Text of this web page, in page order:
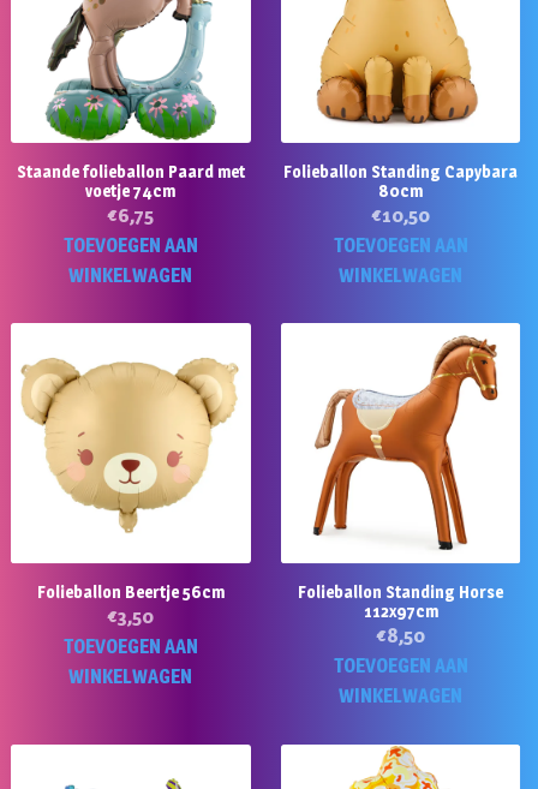
Staande folieballon Paard met
voetje 74cm
€6,75
TOEVOEGEN AAN
WINKELWAGEN
Folieballon Standing Capybara
80cm
€10,50
TOEVOEGEN AAN
WINKELWAGEN
Folieballon Beertje 56cm
€3,50
TOEVOEGEN AAN
WINKELWAGEN
Folieballon Standing Horse
112x97cm
€8,50
TOEVOEGEN AAN
WINKELWAGEN